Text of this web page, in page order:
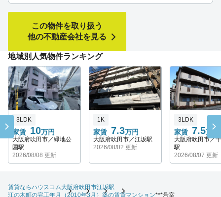
この物件を取り扱う
他の不動産会社を見る
地域別人気物件ランキング
家賃 10万円
3LDK
大阪府吹田市／緑地公
園駅
2026/08/08 更新
家賃 7.3万円
1K
大阪府吹田市／江坂駅
2026/08/02 更新
家賃 7.5万円
3LDK
大阪府吹田市／
駅
2026/08/07 更新
賃貸ならハウスコム大阪府吹田市江坂駅
江の木町の完工年月（2010年3月）築の賃貸マンション***号室